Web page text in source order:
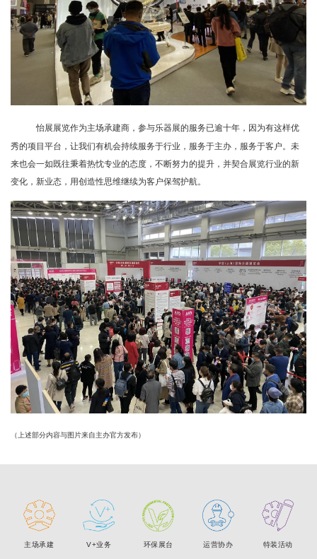
怡展展览作为主场承建商，参与乐器展的服务已逾十年，因为有这样优
秀的项目平台，让我们有机会持续服务于行业，服务于主办，服务于客户。未
来也会一如既往秉着热忱专业的态度，不断努力的提升，并契合展览行业的新
变化，新业态，用创造性思维继续为客户保驾护航。
（上述部分内容与图片来自主办官方发布）
主场承建 V+业务 环保展台 运营协办 特装活动